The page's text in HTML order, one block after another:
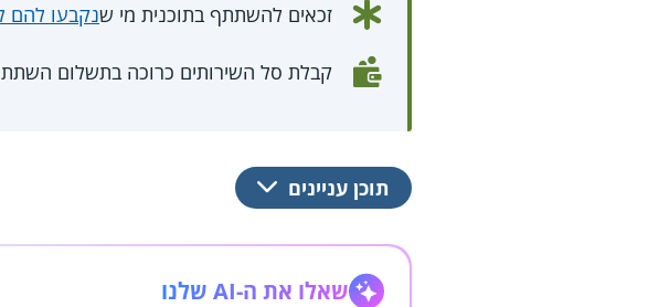
זכאים להשתתף בתוכנית מי שנקבעו להם לפחות 40%
קבלת סל השירותים כרוכה בתשלום
תוכן עניינים
שאלו את ה-AI שלנו